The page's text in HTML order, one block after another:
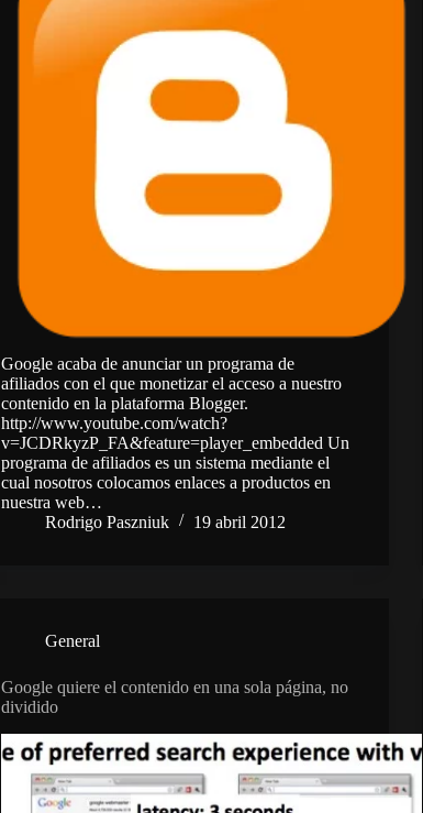
Google acaba de anunciar un programa de
afiliados con el que monetizar el acceso a nuestro
contenido en la plataforma Blogger.
http://www.youtube.com/watch?
v=JCDRkyzP_FA&feature=player_embedded Un
programa de afiliados es un sistema mediante el
cual nosotros colocamos enlaces a productos en
nuestra web…
Rodrigo Paszniuk
19 abril 2012
General
Google quiere el contenido en una sola página, no
dividido